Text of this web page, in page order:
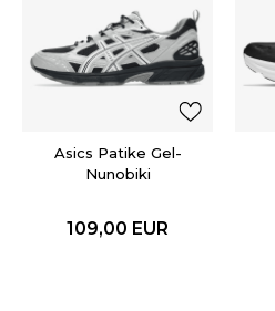
Asics Patike Gel-
Nunobiki
109,00 EUR